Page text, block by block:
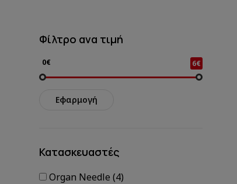
Φίλτρο ανα τιμή
0€ 6€
Εφαρμογή
Κατασκευαστές
Organ Needle (4)